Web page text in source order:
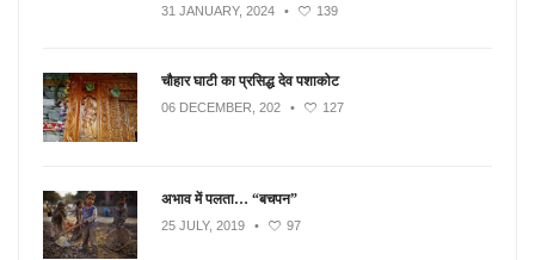
31 JANUARY, 2024 • 139
चौहार घाटी का प्रसिद्ध देव पशाकोट
06 DECEMBER, 202 • 127
अभाव में पलता… “बचपन”
25 JULY, 2019 • 97